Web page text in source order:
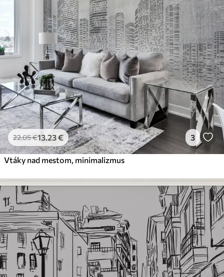
22.05€13.23€ 3
Vtáky nad mestom, minimalizmus